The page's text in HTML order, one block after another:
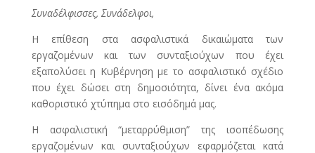
Συναδέλφισσες, Συνάδελφοι,
Η επίθεση στα ασφαλιστικά δικαιώματα των
εργαζομένων και των συνταξιούχων που έχει
εξαπολύσει η Κυβέρνηση με το ασφαλιστικό σχέδιο
που έχει δώσει στη δημοσιότητα, δίνει ένα ακόμα
καθοριστικό χτύπημα στο εισόδημά μας.
Η ασφαλιστική “μεταρρύθμιση” της ισοπέδωσης
εργαζομένων και συνταξιούχων εφαρμόζεται κατά